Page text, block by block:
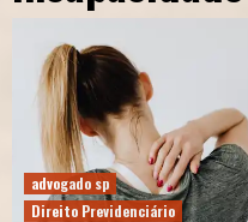
advogado sp
Direito Previdenciário